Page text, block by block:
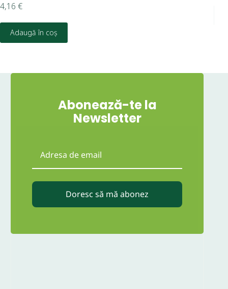
4,16 €
Adaugă în coș
Abonează-te la
Newsletter
Doresc să mă abonez